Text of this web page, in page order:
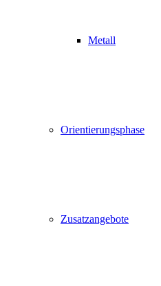
Metall
Orientierungsphase
Zusatzangebote